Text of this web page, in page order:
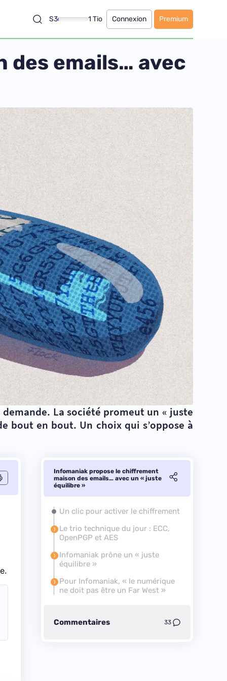
S3 1 Tio Connexion Premium
des emails… avec
La société promeut un « juste
bout en bout. Un choix qui s’oppose à
Infomaniak propose le chiffrement
maison des emails… avec un « juste
équilibre »
Un clic pour activer le chiffrement
Le trio technique du jour : ECC,
OpenPGP et AES
Infomaniak prône un « juste
équilibre »
Pour Infomaniak, « le numérique
ne doit pas être un Far West »
Commentaires 33